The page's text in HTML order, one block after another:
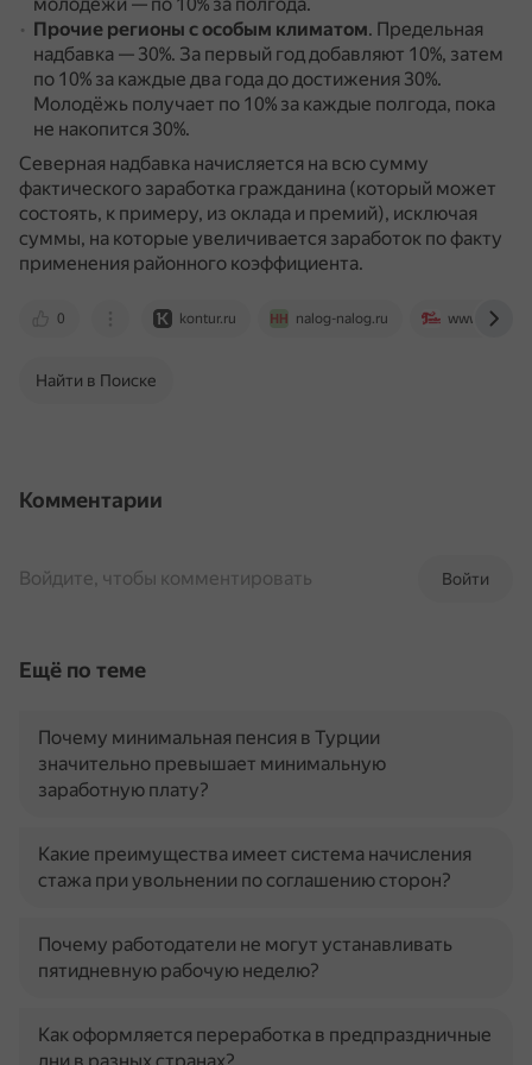
Прочие регионы с особым климатом. Предельная
надбавка — 30%. За первый год добавляют 10%, затем
по 10% за каждые два года до достижения 30%.
Молодёжь получает по 10% за каждые полгода, пока
не накопится 30%.
Северная надбавка начисляется на всю сумму
фактического заработка гражданина (который может
состоять, к примеру, из оклада и премий), исключая
суммы, на которые увеличивается заработок по факту
применения районного коэффициента.
0 kontur.ru nalog-nalog.ru
Найти в Поиске
Комментарии
Войти
Войдите, чтобы комментировать
Ещё по теме
Почему минимальная пенсия в Турции
значительно превышает минимальную
заработную плату?
Какие преимущества имеет система начисления
стажа при увольнении по соглашению сторон?
Почему работодатели не могут устанавливать
пятидневную рабочую неделю?
Как оформляется переработка в предпраздничные